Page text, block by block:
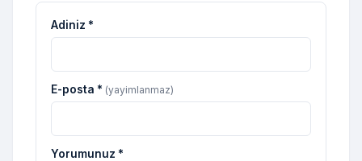
Adiniz *
E-posta * (yayimlanmaz)
Yorumunuz *